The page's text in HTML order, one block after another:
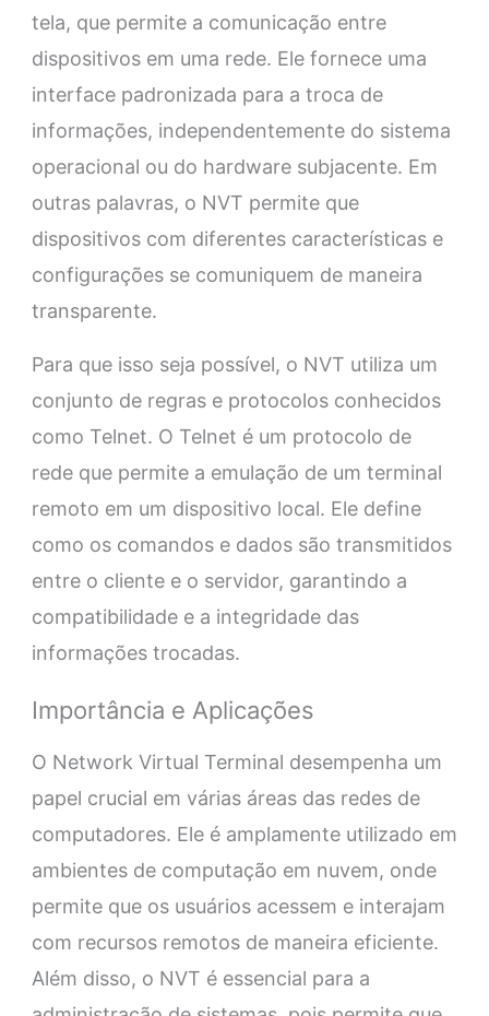
tela, que permite a comunicação entre
dispositivos em uma rede. Ele fornece uma
interface padronizada para a troca de
informações, independentemente do sistema
operacional ou do hardware subjacente. Em
outras palavras, o NVT permite que
dispositivos com diferentes características e
configurações se comuniquem de maneira
transparente.
Para que isso seja possível, o NVT utiliza um
conjunto de regras e protocolos conhecidos
como Telnet. O Telnet é um protocolo de
rede que permite a emulação de um terminal
remoto em um dispositivo local. Ele define
como os comandos e dados são transmitidos
entre o cliente e o servidor, garantindo a
compatibilidade e a integridade das
informações trocadas.
Importância e Aplicações
O Network Virtual Terminal desempenha um
papel crucial em várias áreas das redes de
computadores. Ele é amplamente utilizado em
ambientes de computação em nuvem, onde
permite que os usuários acessem e interajam
com recursos remotos de maneira eficiente.
Além disso, o NVT é essencial para a